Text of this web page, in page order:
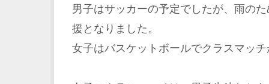
男子はサッカーの予定でしたが、雨の
援となりました。
女子はバスケットボールでクラスマッ